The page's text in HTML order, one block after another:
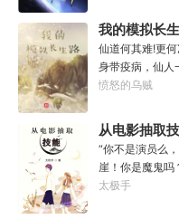
源，心怀能观想
年以后。“我现
是……”李源在距
冰冷眸子盯着昏
大物：“你，应
我的模拟长
仙道何其难!更
身带疫病，仙人
于是仙凡永隔；
凡尘中打滚，蹉
化真为假，将真
于是，李凡开
载终权倾天下，
得见仙人痕迹。
愤怒的乌贼
从电影抽取
“你不是演员么
崖！你是魔鬼吗
影片中获得的绝
太极手